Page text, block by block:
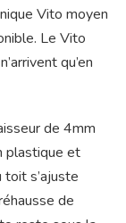
Vito moyen
Le Vito
qu’en
de 4mm
plastique et
s’ajuste
de